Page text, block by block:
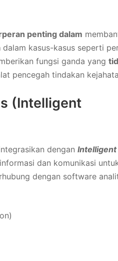
penting dalam
dalam kasus-kasus seperti
fungsi ganda yang
pencegah tindakan
(Intelligent
dengan
dan komunikasi
dengan software